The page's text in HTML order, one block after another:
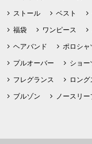
ストール ベスト
福袋 ワンピース
ヘアバンド ポロシャ
プルオーバー ショー
フレグランス ロン
ブルゾン ノースリー